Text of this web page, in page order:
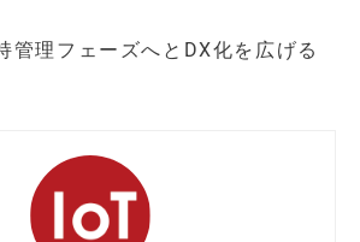
管理フェーズへとDX化を広げる